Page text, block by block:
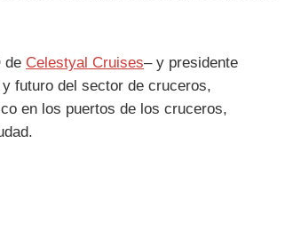
de Celestyal Cruises– y presidente
futuro del sector de cruceros,
en los puertos de los cruceros,